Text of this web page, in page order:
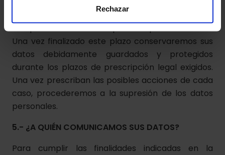
Rechazar
conservarán durante el tiempo necesario para
cumplir con la finalidad para la que se recaban.
Una vez finalizado este plazo conservaremos sus
datos debidamente guardados y protegidos
durante los plazos de prescripción legal exigidos.
Una vez prescriban las posibles acciones de cada
caso, procederemos a la supresión de los datos
personales.
5.- ¿A QUIÉN COMUNICAMOS SUS DATOS?
Para cumplir las finalidades indicadas en la